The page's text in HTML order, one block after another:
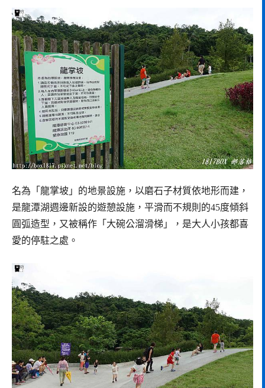
名為「龍掌坡」的地景設施，以磨石子材質依地形而建，
是龍潭湖週邊新設的遊憩設施，平滑而不規則的45度傾斜
圓弧造型，又被稱作「大碗公溜滑梯」，是大人小孩都喜
愛的停駐之處。